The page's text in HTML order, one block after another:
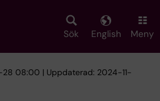
Sök English Meny
28 08:00 | Uppdaterad: 2024-11-